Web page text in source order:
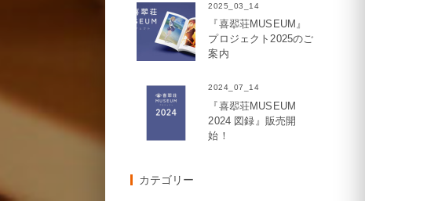
2025_03_14
『喜翆荘MUSEUM』
プロジェクト2025のご
案内
2024_07_14
『喜翆荘MUSEUM
2024 図録』販売開
始！
カテゴリー